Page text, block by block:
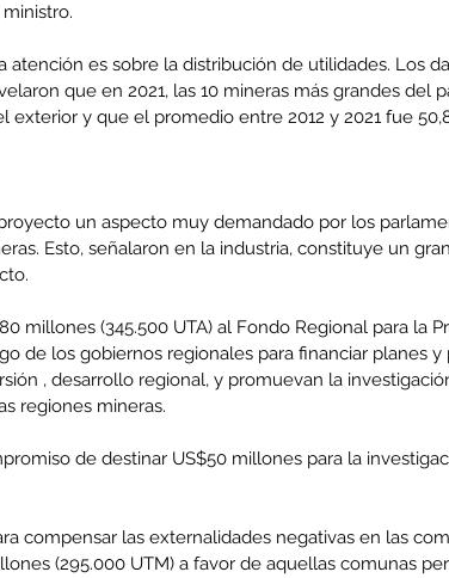
atención es sobre la distribución de utilidades. Los
que en 2021, las 10 mineras más grandes del
exterior y que el promedio entre 2012 y 2021 fue
un aspecto muy demandado por los
Esto, señalaron en la industria, constituye un
millones (345.500 UTA) al Fondo Regional para la
de los gobiernos regionales para financiar planes
, desarrollo regional, y promuevan la
regiones mineras.
de destinar US$50 millones para la
compensar las externalidades negativas en las
(295.000 UTM) a favor de aquellas comunas